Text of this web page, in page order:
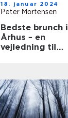
18. januar 2024
Peter Mortensen
Bedste brunch i
Århus – en
vejledning til